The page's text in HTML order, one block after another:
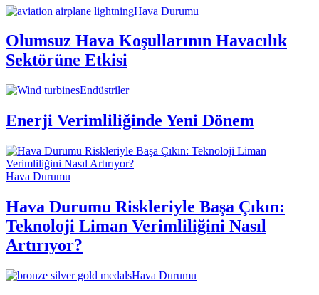
Hava Durumu
Olumsuz Hava Koşullarının Havacılık
Sektörüne Etkisi
Endüstriler
Enerji Verimliliğinde Yeni Dönem
Hava Durumu
Hava Durumu Riskleriyle Başa Çıkın:
Teknoloji Liman Verimliliğini Nasıl
Artırıyor?
Hava Durumu